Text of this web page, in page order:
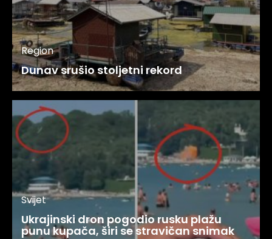
Region
Dunav srušio stoljetni rekord
Svijet
Ukrajinski dron pogodio rusku plažu
punu kupača, širi se stravičan snimak